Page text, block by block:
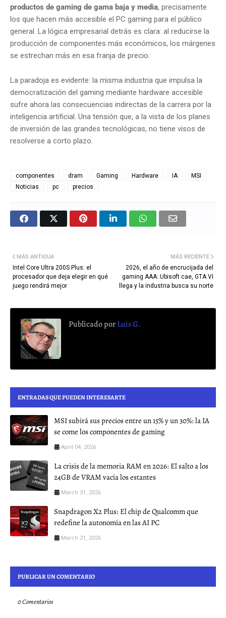
productos de gaming de gama baja y media, precisamente
los que hacen más accesible el PC gaming para el público
general. La lógica empresarial detrás es clara: al reducirse la
producción de componentes más económicos, los márgenes
se estrechan más en esa franja de precio.
La paradoja es evidente: la misma industria que impulsa la
democratización del gaming mediante hardware accesible
sufre ahora las consecuencias indirectas de la carrera por la
inteligencia artificial. Una tensión que, a la vista de los planes
de inversión de las grandes tecnológicas, no tiene visos de
resolverse a corto plazo.
componentes dram Gaming Hardware IA
MSI
Noticias
pc precios
MÁS RECIENTE
2026, el año de encrucijada del
gaming AAA: Ubisoft cae, GTA VI
llega y la industria busca su norte
MÁS ANTIGUA
Intel Core Ultra 200S Plus: el
procesador que deja elegir en qué
juego rendirá mejor
Publicado porLuis G.
ENTRADAS QUE PUEDEN INTERESARTE
MSI subirá sus precios entre un 15% y un 30%: la IA
se come los componentes de gaming
April 04, 2026
La crisis de la memoria RAM en 2026: El salto a los
24GB de VRAM vacía los estantes
March 31, 2026
Snapdragon X2 Plus: El chip de Qualcomm que
redefine la autonomía en las AI PC
March 21, 2026
PUBLICAR UN COMENTARIO
0 Comentarios